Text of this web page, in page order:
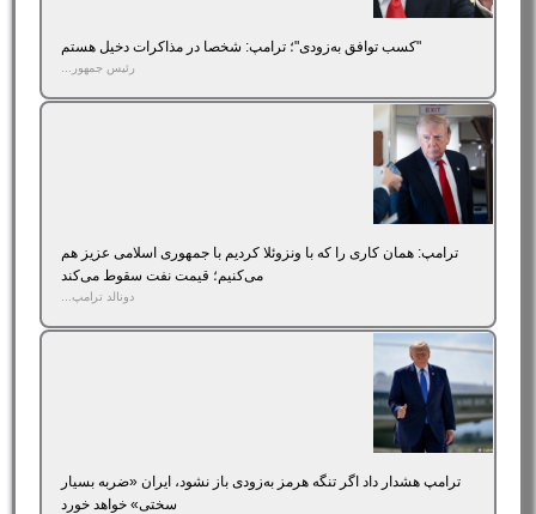
"کسب توافق به‌زودی"؛ ترامپ: شخصا در مذاکرات دخیل هستم
رئیس جمهور...
ترامپ: همان کاری را که با ونزوئلا کردیم با جمهوری اسلامی عزیز هم
می‌کنیم؛ قیمت نفت سقوط می‌کند
دونالد ترامپ...
ترامپ هشدار داد اگر تنگه هرمز به‌زودی باز نشود، ایران «ضربه بسیار
سختی» خواهد خورد